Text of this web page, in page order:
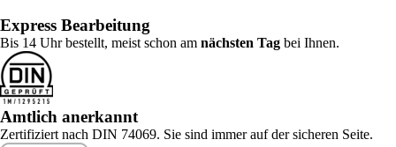
Express Bearbeitung
Bis 14 Uhr bestellt, meist schon am nächsten Tag bei Ihnen.
Amtlich anerkannt
Zertifiziert nach DIN 74069. Sie sind immer auf der sicheren Seite.